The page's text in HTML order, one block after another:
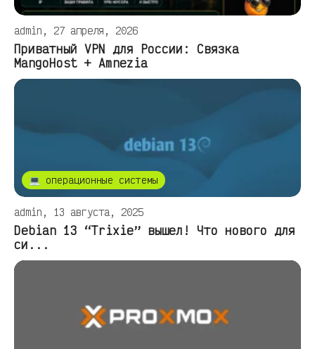
admin, 27 апреля, 2026
Приватный VPN для России: Связка
MangoHost + Amnezia
💻 операционные системы
admin, 13 августа, 2025
Debian 13 “Trixie” вышел! Что нового для
си...